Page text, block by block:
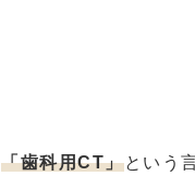
「歯科用CT」という